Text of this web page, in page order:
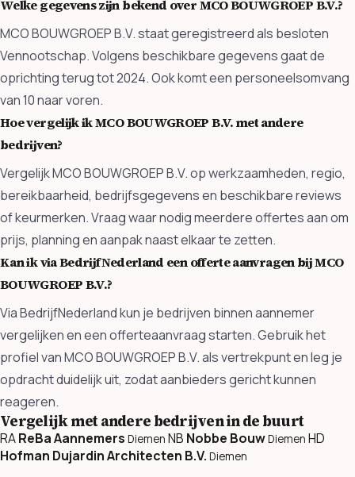
Welke gegevens zijn bekend over MCO BOUWGROEP B.V.?
MCO BOUWGROEP B.V. staat geregistreerd als besloten
Vennootschap. Volgens beschikbare gegevens gaat de
oprichting terug tot 2024. Ook komt een personeelsomvang
van 10 naar voren.
Hoe vergelijk ik MCO BOUWGROEP B.V. met andere
bedrijven?
Vergelijk MCO BOUWGROEP B.V. op werkzaamheden, regio,
bereikbaarheid, bedrijfsgegevens en beschikbare reviews
of keurmerken. Vraag waar nodig meerdere offertes aan om
prijs, planning en aanpak naast elkaar te zetten.
Kan ik via BedrijfNederland een offerte aanvragen bij MCO
BOUWGROEP B.V.?
Via BedrijfNederland kun je bedrijven binnen aannemer
vergelijken en een offerteaanvraag starten. Gebruik het
profiel van MCO BOUWGROEP B.V. als vertrekpunt en leg je
opdracht duidelijk uit, zodat aanbieders gericht kunnen
reageren.
Vergelijk met andere bedrijven in de buurt
RAReBa Aannemers Diemen NB Nobbe BouwDiemen HD
Hofman Dujardin Architecten B.V. Diemen